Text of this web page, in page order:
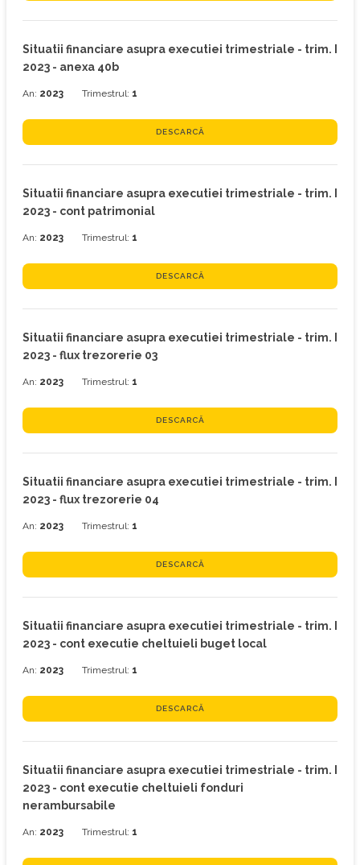
Situatii financiare asupra executiei trimestriale - trim. I
2023 - anexa 40b
An: 2023 Trimestrul: 1
DESCARCĂ
Situatii financiare asupra executiei trimestriale - trim. I
2023 - cont patrimonial
An: 2023 Trimestrul: 1
DESCARCĂ
Situatii financiare asupra executiei trimestriale - trim. I
2023 - flux trezorerie 03
An: 2023 Trimestrul: 1
DESCARCĂ
Situatii financiare asupra executiei trimestriale - trim. I
2023 - flux trezorerie 04
An: 2023 Trimestrul: 1
DESCARCĂ
Situatii financiare asupra executiei trimestriale - trim. I
2023 - cont executie cheltuieli buget local
An: 2023 Trimestrul: 1
DESCARCĂ
Situatii financiare asupra executiei trimestriale - trim. I
2023 - cont executie cheltuieli fonduri
nerambursabile
An: 2023 Trimestrul: 1